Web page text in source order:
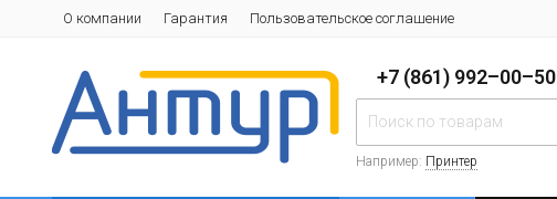
О компании Гарантия Пользовательское соглашение
+7 (861) 992–00–50
Например: Принтер